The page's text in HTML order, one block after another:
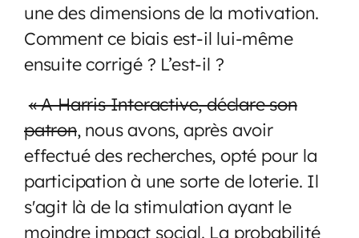
une des dimensions de la motivation.
Comment ce biais est-il lui-même
ensuite corrigé ? L’est-il ?
« A Harris Interactive, déclare son
patron, nous avons, après avoir
effectué des recherches, opté pour la
participation à une sorte de loterie. Il
s'agit là de la stimulation ayant le
moindre impact social. La probabilité